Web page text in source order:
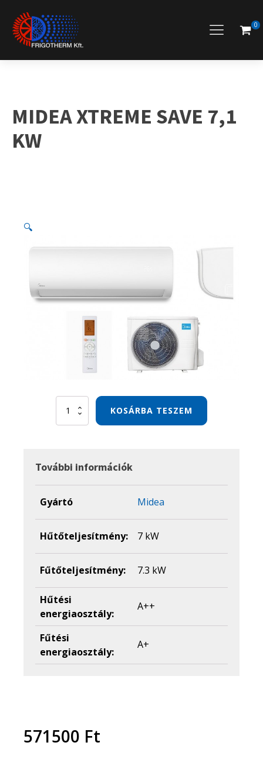
0
MIDEA XTREME SAVE 7,1
KW
🔍
MIDEA
XTREME
SAVE
mennyiség
KOSÁRBA TESZEM
További információk
Gyártó Midea
Hűtőteljesítmény: 7 kW
Fűtőteljesítmény: 7.3 kW
Hűtési
energiaosztály:
A++
Fűtési
energiaosztály:
A+
571500 Ft